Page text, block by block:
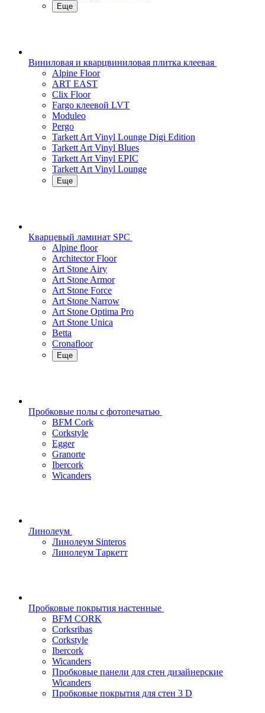
Еще
Виниловая и кварцвиниловая плитка клеевая
Alpine Floor
ART EAST
Clix Floor
Fargo клеевой LVT
Moduleo
Pergo
Tarkett Art Vinyl Lounge Digi Edition
Tarkett Art Vinyl Blues
Tarkett Art Vinyl EPIC
Tarkett Art Vinyl Lounge
Еще
Кварцевый ламинат SPC
Alpine floor
Architector Floor
Art Stone Airy
Art Stone Armor
Art Stone Force
Art Stone Narrow
Art Stone Optima Pro
Art Stone Unica
Betta
Cronafloor
Еще
Пробковые полы с фотопечатью
BFM Cork
Corkstyle
Egger
Granorte
Ibercork
Wicanders
Линолеум
Линолеум Sinteros
Линолеум Таркетт
Пробковые покрытия настенные
BFM CORK
Corksribas
Corkstyle
Ibercork
Wicanders
Пробковые панели для стен дизайнерские
Wicanders
Пробковые покрытия для стен 3 D